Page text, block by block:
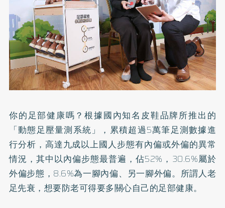
你的足部健康嗎？根據國內知名皮鞋品牌所推出的
「動態足壓量測系統」，累積超過5萬筆足測數據進
行分析，高達九成以上國人步態有內偏或外偏的異常
情況，其中以內偏步態最普遍，佔52%，30.6%屬於
外偏步態，8.6%為一腳內偏、另一腳外偏。所謂人老
足先衰，想要防老可得要多關心自己的足部健康。